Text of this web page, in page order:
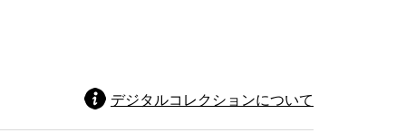
デジタルコレクションについて